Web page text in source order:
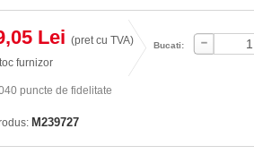
Lei (pret cu TVA)
furnizor
puncte de fidelitate
Bucati:
M239727